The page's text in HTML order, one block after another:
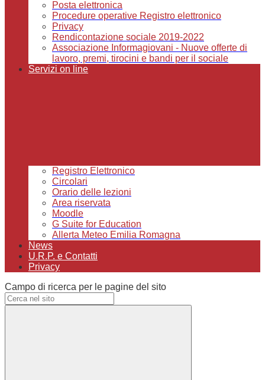
Posta elettronica
Procedure operative Registro elettronico
Privacy
Rendicontazione sociale 2019-2022
Associazione Informagiovani - Nuove offerte di
lavoro, premi, tirocini e bandi per il sociale
Servizi on line
Registro Elettronico
Circolari
Orario delle lezioni
Area riservata
Moodle
G Suite for Education
Allerta Meteo Emilia Romagna
News
U.R.P. e Contatti
Privacy
Campo di ricerca per le pagine del sito